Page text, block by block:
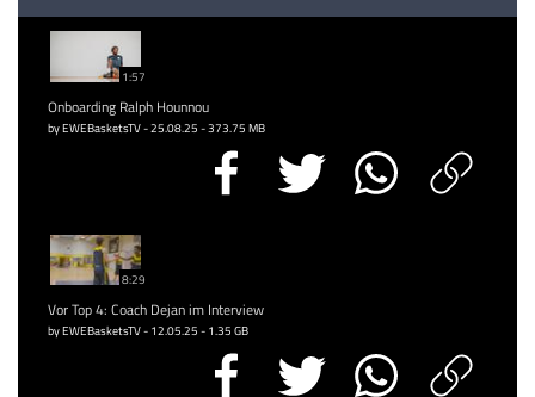
1:57
Onboarding Ralph Hounnou
by EWEBasketsTV - 25.08.25 - 373.75 MB
8:29
Vor Top 4: Coach Dejan im Interview
by EWEBasketsTV - 12.05.25 - 1.35 GB